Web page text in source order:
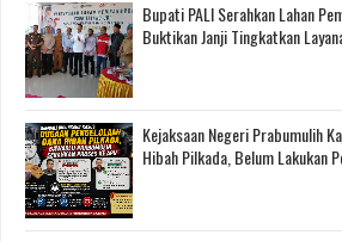
Bupati PALI Serahkan Lahan
Buktikan Janji Tingkatkan
Kejaksaan Negeri Prabumulih
Hibah Pilkada, Belum Lakukan